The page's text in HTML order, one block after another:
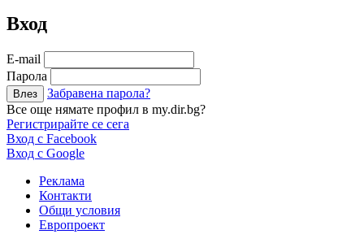
Вход
Е-mail
Парола
Забравена парола?
Все още нямате профил в my.dir.bg?
Регистрирайте се сега
Вход с Facebook
Вход с Google
Реклама
Контакти
Общи условия
Европроект